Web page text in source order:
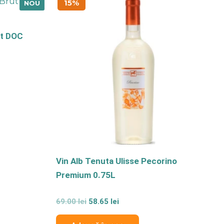
NOU
DOC
15%
Vin Alb Tenuta Ulisse Pecorino
Premium 0.75L
Evaluat
0
69.00lei 58.65 lei
curent
58.65 lei.